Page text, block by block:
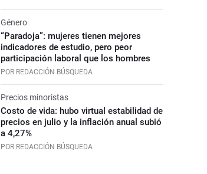
Género
“Paradoja”: mujeres tienen mejores
indicadores de estudio, pero peor
participación laboral que los hombres
POR REDACCIÓN BÚSQUEDA
Precios minoristas
Costo de vida: hubo virtual estabilidad de
precios en julio y la inflación anual subió
a 4,27%
POR REDACCIÓN BÚSQUEDA